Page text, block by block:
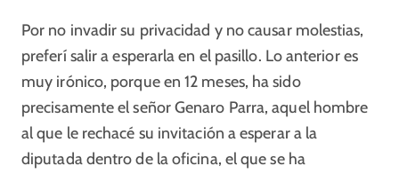
Por no invadir su privacidad y no causar molestias,
preferí salir a esperarla en el pasillo. Lo anterior es
muy irónico, porque en 12 meses, ha sido
precisamente el señor Genaro Parra, aquel hombre
al que le rechacé su invitación a esperar a la
diputada dentro de la oficina, el que se ha